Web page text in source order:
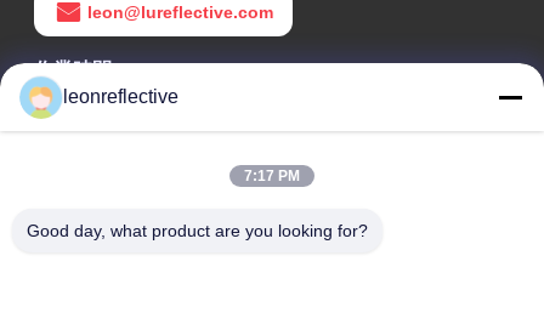
leon@lureflective.com
作業時間
9:00-18:00
2階,D2ビル,黄井科学技術公園,ハイテクゾーン,河北,安??,中国
leonreflective
7:17 PM
Good day, what product are you looking for?